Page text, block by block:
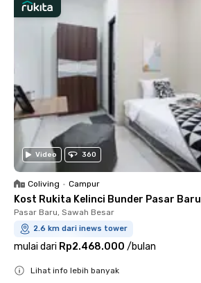
Video 360
Coliving • Campur
Kost Rukita Kelinci Bunder Pasar Baru
Pasar Baru, Sawah Besar
2.6 km dari inews tower
mulai dari Rp2.468.000 /bulan
Lihat info lebih banyak